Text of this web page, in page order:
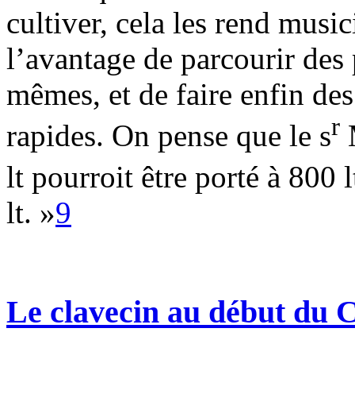
cultiver, cela les rend
l’avantage de parcourir
mêmes, et de faire enfin
rapides. On pense que le sr
lt pourroit être porté à 800
lt. »9
Le clavecin au début du